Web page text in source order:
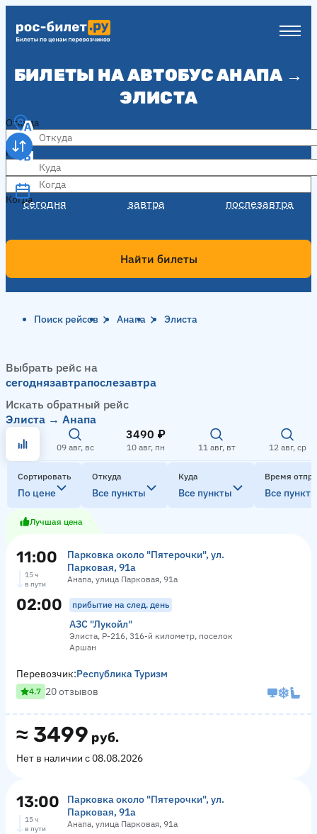
БИЛЕТЫ НА АВТОБУС АНАПА →
ЭЛИСТА
Откуда
Куда
Когда
сегодня завтра послезавтра
Когда
Найти билеты
Поиск рейсов Анапа Элиста
Выбрать рейс на
сегоднязавтрапослезавтра
Искать обратный рейс
Элиста → Анапа
09 авг, вс
3490 ₽
10 авг, пн 11 авг, вт 12 авг, ср
Сортировать
По цене
Откуда
Все пункты
Куда
Все пункты
Время
Все
Лучшая цена
11:00
Парковка около "Пятерочки", ул.
Парковая, 91а
Анапа, улица Парковая, 91а
15 ч
в пути
02:00 прибытие на след. день
АЗС "Лукойл"
Элиста, Р-216, 316-й километр, поселок
Аршан
≈ 3499 руб.
Нет в наличии с 08.08.2026
Перевозчик:Республика Туризм
4.7 20 отзывов
13:00
Парковка около "Пятерочки", ул.
Парковая, 91а
Анапа, улица Парковая, 91а
15 ч
в пути